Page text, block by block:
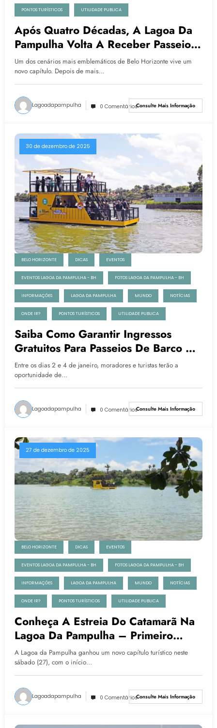
PONTOS TURÍSTICOS UTILIDADE PUBLICA
Após Quatro Décadas, A Lagoa Da
Pampulha Volta A Receber Passeios
Turísticos Em Belo Horizonte
Um dos cenários mais emblemáticos de Belo Horizonte vive um
novo capítulo. Depois de mais…
Lagoadapampulha 0 ComentáriosConsulte Mais Informação
30 de dezembro de 2025
BELO HORIZONTE DICAS EVENTOS
EVENTOS LAGOA DA PAMPULHA - BH FOTOS LAGOA DA PAMPULHA - BH
INFORMAÇÕES LAGOA DA PAMPULHA MUNDO NOTÍCIAS
ONDE IR? PONTOS TURÍSTICOS UTILIDADE PUBLICA
Saiba Como Garantir Ingressos
Gratuitos Para Passeios De Barco Na
Lagoa Da Pampulha, Em BH
Entre os dias 2 e 4 de janeiro, moradores e turistas terão a
oportunidade de…
Lagoadapampulha 0 ComentáriosConsulte Mais Informação
27 de dezembro de 2025
BELO HORIZONTE DICAS EVENTOS
EVENTOS LAGOA DA PAMPULHA - BH FOTOS LAGOA DA PAMPULHA - BH
INFORMAÇÕES LAGOA DA PAMPULHA MUNDO NOTÍCIAS
ONDE IR? PONTOS TURÍSTICOS UTILIDADE PUBLICA
Conheça A Estreia Do Catamarã Na
Lagoa Da Pampulha – Primeiro
Passeio
A Lagoa da Pampulha ganhou um novo capítulo turístico neste
sábado (27), com o início…
Lagoadapampulha 0 ComentáriosConsulte Mais Informação